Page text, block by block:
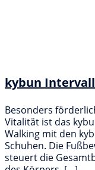
kybun
Besonders
Vitalität ist das
Walking mit den
Schuhen. Die
steuert die